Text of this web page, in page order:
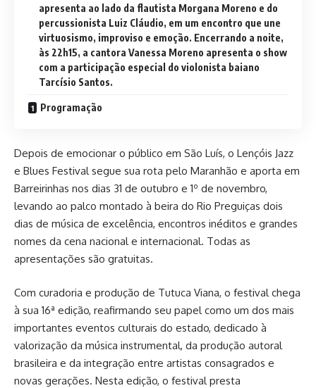
apresenta ao lado da flautista Morgana Moreno e do
percussionista Luiz Cláudio, em um encontro que une
virtuosismo, improviso e emoção. Encerrando a noite,
às 22h15, a cantora Vanessa Moreno apresenta o show
com a participação especial do violonista baiano
Tarcísio Santos.
Programação
Depois de emocionar o público em São Luís, o Lençóis Jazz
e Blues Festival segue sua rota pelo Maranhão e aporta em
Barreirinhas nos dias 31 de outubro e 1º de novembro,
levando ao palco montado à beira do Rio Preguiças dois
dias de música de excelência, encontros inéditos e grandes
nomes da cena nacional e internacional. Todas as
apresentações são gratuitas.
Com curadoria e produção de Tutuca Viana, o festival chega
à sua 16ª edição, reafirmando seu papel como um dos mais
importantes eventos culturais do estado, dedicado à
valorização da música instrumental, da produção autoral
brasileira e da integração entre artistas consagrados e
novas gerações. Nesta edição, o festival presta